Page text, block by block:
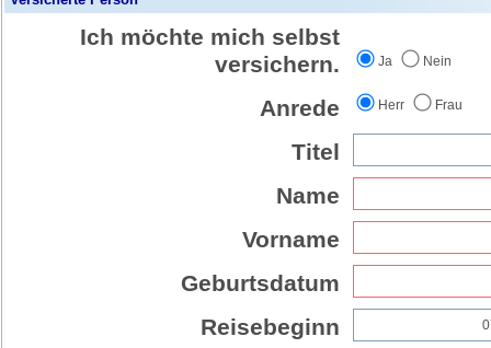
Ich möchte mich selbst
versichern.
Ja Nein
Anrede Herr Frau
Titel
Name
Vorname
Geburtsdatum
Reisebeginn